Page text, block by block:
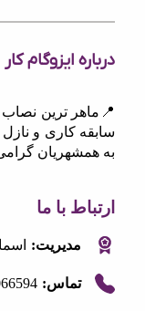
ایزوگام کار
ترین نصاب ایزوگام
کاری و نازل ترین قیمت
گرامی در
با ما
مدیریت: اسماعیل
تماس: 09125066594